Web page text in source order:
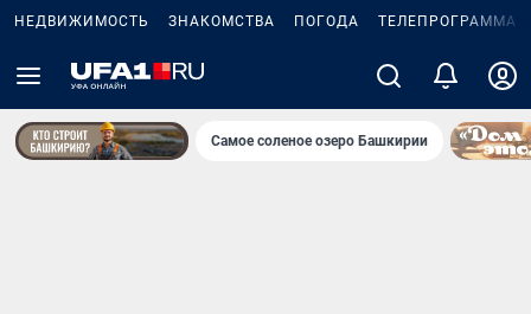
НЕДВИЖИМОСТЬ ЗНАКОМСТВА ПОГОДА ТЕЛЕПРОГРАММА
Самое соленое озеро Башкирии